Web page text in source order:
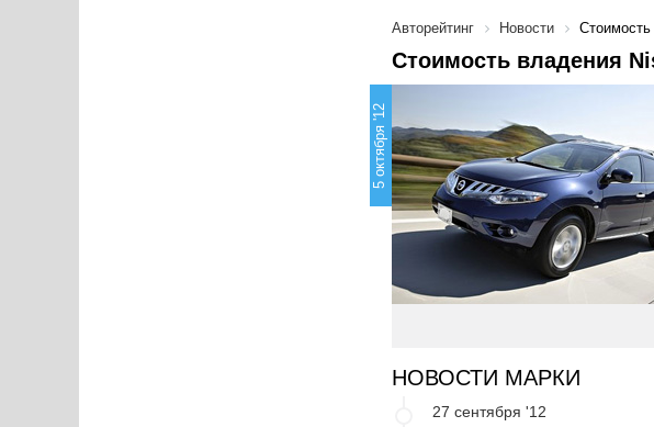
Авторейтинг Новости
Стоимость владения
5 октября '12
НОВОСТИ МАРКИ
27 сентября '12